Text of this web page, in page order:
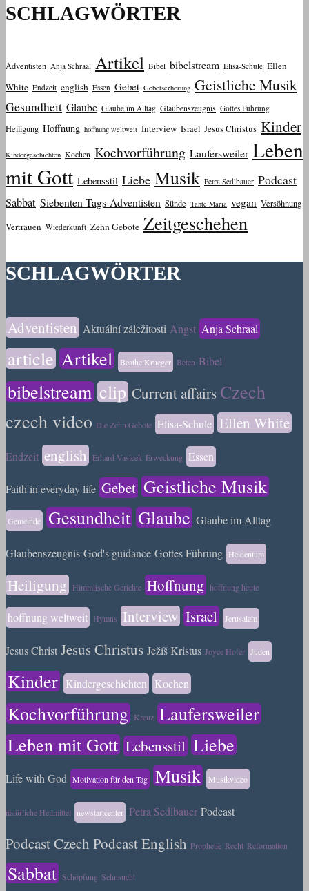
SCHLAGWÖRTER
Adventisten Anja Schraal Artikel Bibel bibelstream Elisa-Schule Ellen
White Endzeit english Essen Gebet Gebetserhörung Geistliche Musik
Gesundheit Glaube Glaube im Alltag Glaubenszeugnis Gottes Führung
Heiligung Hoffnung hoffnung weltweit Interview Israel Jesus Christus Kinder
Kindergeschichten Kochen Kochvorführung Laufersweiler Leben
mit Gott Lebensstil Liebe Musik Petra Sedlbauer Podcast
Sabbat Siebenten-Tags-Adventisten Sünde Tante Maria vegan Versöhnung
Vertrauen Wiederkunft Zehn Gebote Zeitgeschehen
SCHLAGWÖRTER
Adventisten Aktuální záležitosti Angst Anja Schraal
article Artikel Beathe Krueger Beten Bibel
bibelstream clip Current affairs Czech
czech video Die Zehn Gebote Elisa-Schule Ellen White
Endzeit english Erhard Vasicek Erweckung Essen
Faith in everyday life Gebet Geistliche Musik
Gemeinde Gesundheit Glaube Glaube im Alltag
Glaubenszeugnis God's guidance Gottes Führung Heidentum
Heiligung Himmlische Gerichte Hoffnung hoffnung heute
hoffnung weltweit Hymns Interview Israel Jerusalem
Jesus Christ Jesus Christus Ježíš Kristus Joyce Hofer Juden
Kinder Kindergeschichten Kochen
Kochvorführung Kreuz Laufersweiler
Leben mit Gott Lebensstil Liebe
Life with God Motivation für den Tag Musik Musikvideo
natürliche Heilmittel newstartcenter Petra Sedlbauer Podcast
Podcast Czech Podcast English Prophetie Recht Reformation
Sabbat Schöpfung Sehnsucht